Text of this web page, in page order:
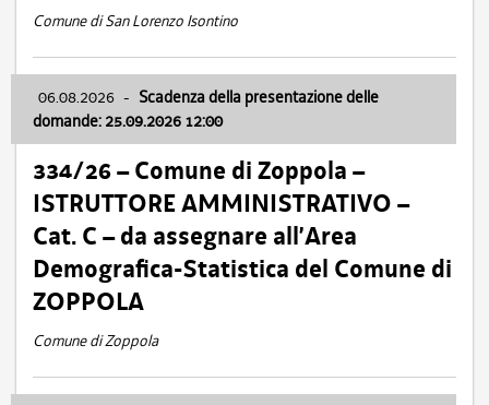
Comune di San Lorenzo Isontino
06.08.2026 - Scadenza della presentazione delle
domande: 25.09.2026 12:00
334/26 – Comune di Zoppola –
ISTRUTTORE AMMINISTRATIVO –
Cat. C – da assegnare all’Area
Demografica-Statistica del Comune di
ZOPPOLA
Comune di Zoppola